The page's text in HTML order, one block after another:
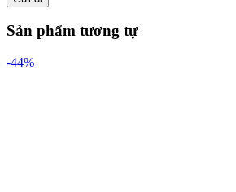
Sản phẩm tương tự
-44%